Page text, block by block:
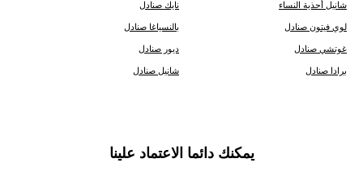
شانيل أحذية النساء نايك صنادل
لوي فيتون صنادل ب‍‍النسياغا صنادل
غوتشي صنادل ديور صنادل
برادا صنادل شانيل صنادل
يمكنك دائما الاعتماد علينا